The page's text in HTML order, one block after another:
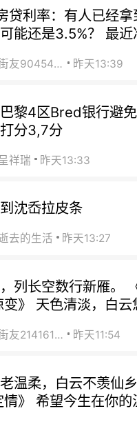
贷利率：有人已经
能还是3.5%？ 最近
街友90454511 昨天13:39
黎4区Bred银行避
分3,7分
呈祥瑞 昨天13:33
沈岙拉皮条
去的生活 昨天13:27
列长空数行新雁。
变》 天色清淡，白云
街友21416156 昨天11:54
温柔，白云不羡仙
情》 希望今生在你的